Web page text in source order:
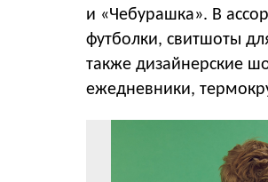
и «Чебурашка». В
футболки, свитшоты
также дизайнерские
ежедневники,